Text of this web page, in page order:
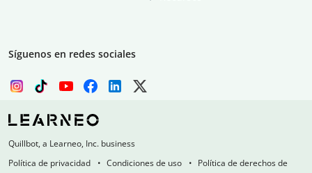
Síguenos en redes sociales
Quillbot, a Learneo, Inc. business
Política de privacidad
Condiciones de uso
Política de derechos de